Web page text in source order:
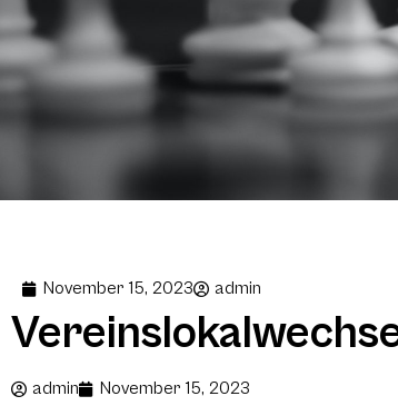
November 15, 2023 admin
admin November 15, 2023